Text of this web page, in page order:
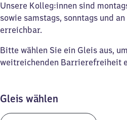
Unsere Kolleg:innen sind
sowie samstags, sonntags und
erreichbar.
Bitte wählen Sie ein Gleis aus,
weitreichenden Barrierefreiheit
Gleis wählen